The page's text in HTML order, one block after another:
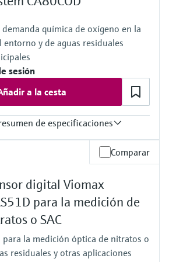
química de oxígeno en la
y de aguas residuales
sesión
a la cesta
de especificaciones
Comparar
digital Viomax
para la medición de
o SAC
para la medición óptica de nitratos o
residuales y otras aplicaciones